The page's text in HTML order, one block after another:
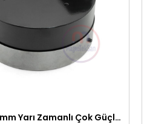
Ø300×100 mm Yarı Zamanlı Çok Güçlü Elektromıknatıs – 48V